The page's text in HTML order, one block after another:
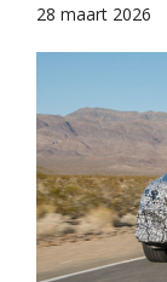
28 maart 2026